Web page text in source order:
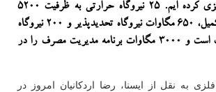
سال آینده برنامه ریزی كرده ایم. ۲۵ نیروگاه حرارتی به ظرفیت ۵۲۰۰
مگاوات در دست تكمیل، ۶۵۰ مگاوات نیروگاه تحدیدپذیر و ۲۰۰ نیروگاه
آبی در دست ساخت است و ۳۰۰۰ مگاوات برنامه مدیریت مصرف را در
فلزی به نقل از ایسنا، رضا اردكانیان امروز در